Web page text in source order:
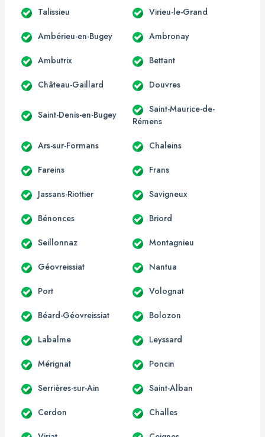
Talissieu Virieu-le-Grand
Ambérieu-en-Bugey Ambronay
Ambutrix Bettant
Château-Gaillard Douvres
Saint-Denis-en-Bugey
Saint-Maurice-de-
Rémens
Ars-sur-Formans Chaleins
Fareins Frans
Jassans-Riottier Savigneux
Bénonces Briord
Seillonnaz Montagnieu
Géovreissiat Nantua
Port Volognat
Béard-Géovreissiat Bolozon
Labalme Leyssard
Mérignat Poncin
Serrières-sur-Ain Saint-Alban
Cerdon Challes